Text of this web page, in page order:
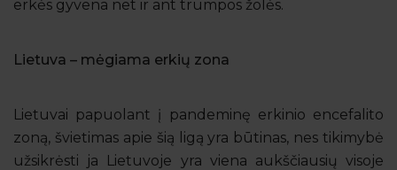
erkės gyvena net ir ant trumpos žolės.
Lietuva – mėgiama erkių zona
Lietuvai papuolant į pandeminę erkinio encefalito
zoną, švietimas apie šią ligą yra būtinas, nes tikimybė
užsikrėsti ja Lietuvoje yra viena aukščiausių visoje